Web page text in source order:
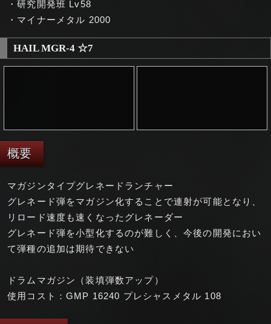
・研究開発班 Lv58
・マイナーメタル 2000
HAIL MGR-4 ☆7
概要
マガジンタイプグレネードランチャー
グレネード弾をマガジン化することで連射が可能となり、
リロード速度も速くなったグレネーダー
グレネード弾を小型化するのが難しく、今後の開発におい
て弾種の追加は期待できない
ドラムマガジン（装填弾数アップ）
使用コスト：GMP 16240 プレシャスメタル 108